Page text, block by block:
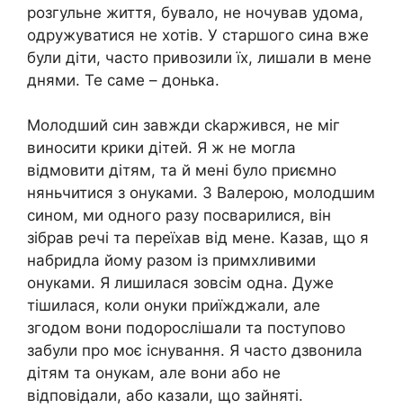
розгульне життя, бувало, не ночував удома,
одружуватися не хотів. У старшого сина вже
були діти, часто привозили їх, лишали в мене
днями. Те саме – донька.
Молодший син завжди сkаржився, не міг
виносити крики дітей. Я ж не могла
відмовити дітям, та й мені було приємно
няньчитися з онуками. З Валерою, молодшим
сином, ми одного разу посварилися, він
зібрав речі та переїхав від мене. Казав, що я
набридла йому разом із примхливими
онуками. Я лишилася зовсім одна. Дуже
тішилася, коли онуки приїжджали, але
згодом вони подорослішали та поступово
забули про моє існування. Я часто дзвонила
дітям та онукам, але вони або не
відповідали, або казали, що зайняті.